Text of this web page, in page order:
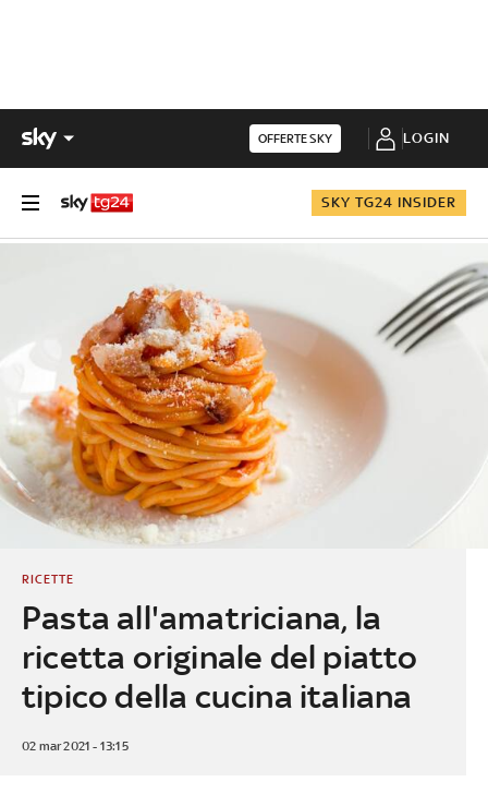
OFFERTE SKY LOGIN
SKY TG24 INSIDER
Pasta all'amatriciana, la
ricetta originale del piatto
tipico della cucina italiana
RICETTE
02 mar 2021 - 13:15